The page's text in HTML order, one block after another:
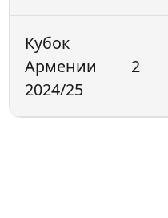
Кубок
Армении
2024/25
2